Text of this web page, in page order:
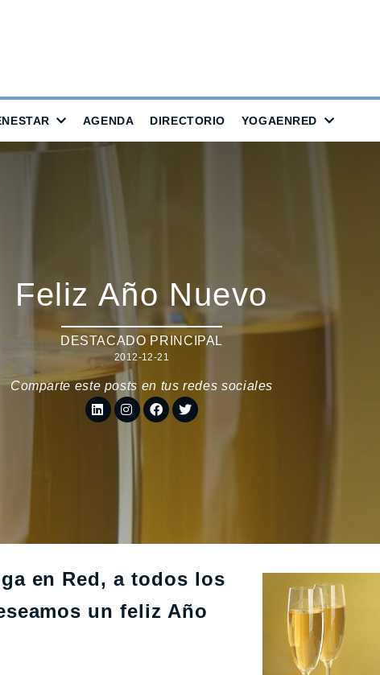
AGENDA DIRECTORIO YOGAENRED
Feliz Año Nuevo
DESTACADO PRINCIPAL
2012-12-21
Comparte este posts en tus redes sociales
en Red, a todos los
un feliz Año